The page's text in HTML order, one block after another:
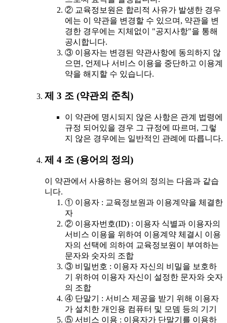
② 교육정보원은 합리적 사유가 발생한 경우
에는 이 약관을 변경할 수 있으며, 약관을 변
경한 경우에는 지체없이 "공지사항"을 통해
공시합니다.
③ 이용자는 변경된 약관사항에 동의하지 않
으면, 언제나 서비스 이용을 중단하고 이용계
약을 해지할 수 있습니다.
제 3 조 (약관외 준칙)
이 약관에 명시되지 않은 사항은 관계 법령에
규정 되어있을 경우 그 규정에 따르며, 그렇
지 않은 경우에는 일반적인 관례에 따릅니다.
제 4 조 (용어의 정의)
이 약관에서 사용하는 용어의 정의는 다음과 같습
니다.
① 이용자 : 교육정보원과 이용계약을 체결한
자
② 이용자번호(ID) : 이용자 식별과 이용자의
서비스 이용을 위하여 이용계약 체결시 이용
자의 선택에 의하여 교육정보원이 부여하는
문자와 숫자의 조합
③ 비밀번호 : 이용자 자신의 비밀을 보호하
기 위하여 이용자 자신이 설정한 문자와 숫자
의 조합
④ 단말기 : 서비스 제공을 받기 위해 이용자
가 설치한 개인용 컴퓨터 및 모뎀 등의 기기
⑤ 서비스 이용 : 이용자가 단말기를 이용하